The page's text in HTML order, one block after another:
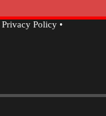
Privacy Policy•